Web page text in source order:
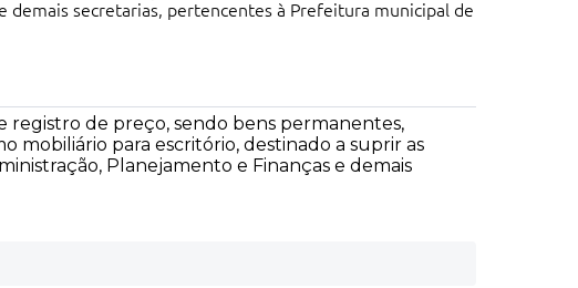
secretarias, pertencentes à Prefeitura municipal de
registro de preço, sendo bens permanentes,
mobiliário para escritório, destinado a suprir as
Planejamento e Finanças e demais